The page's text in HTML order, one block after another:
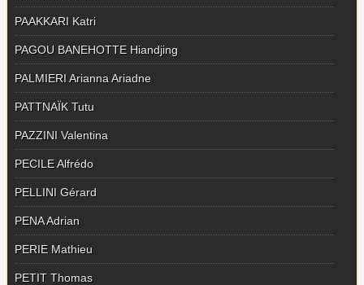
PAAKKARI Katri
PAGOU BANEHOTTE Hiandjing
PALMIERI Arianna Ariadne
PATTNAÏK Tutu
PAZZINI Valentina
PECILE Alfrédo
PELLINI Gérard
PENA Adrian
PERIE Mathieu
PETIT Thomas